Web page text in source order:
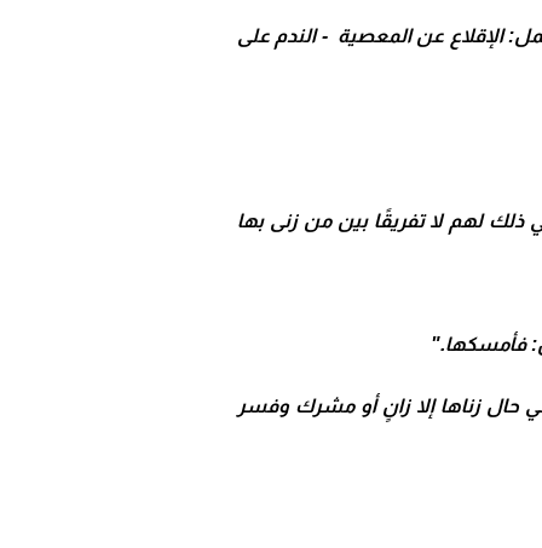
الإقلاع عن المعصية - الندم على
ذلك لهم لا تفريقًا بين من زنى بها
فأمسكها."
: - أن المراد لا ينكحها في حال زناها إلا زانٍ أو مشرك وفسر